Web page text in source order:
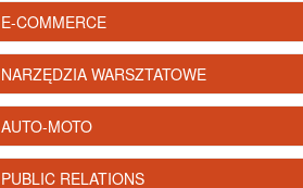
E-COMMERCE
NARZĘDZIA WARSZTATOWE
AUTO-MOTO
PUBLIC RELATIONS